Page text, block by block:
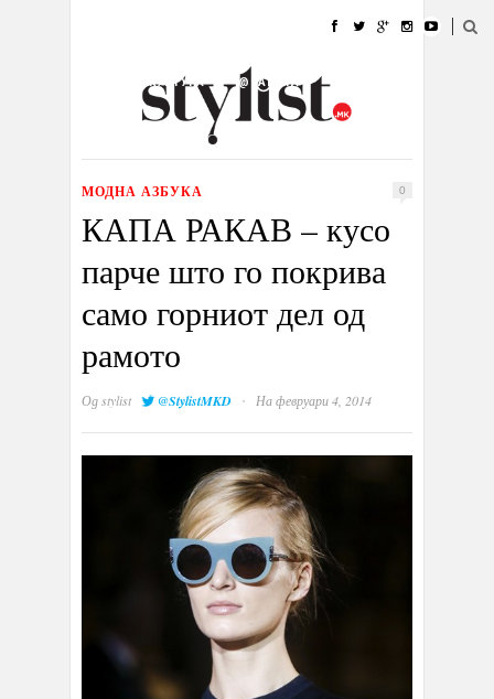
УБАВИНА
КУЛТУРА @РАБОТА
ИЗЛОГ
МОДНА АЗБУКА 0
КАПА РАКАВ – кусо
парче што го покрива
само горниот дел од
рамото
Одstylist @StylistMKD · На февруари 4, 2014